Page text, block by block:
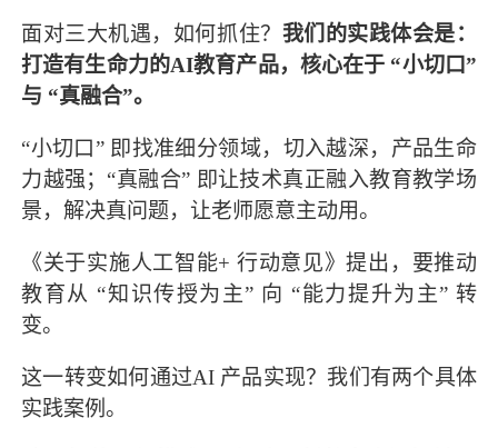
面对三大机遇，如何抓住？ 我们的实践体会是：
打造有生命力的AI教育产品，核心在于 “小切口”
与 “真融合”。
“小切口” 即找准细分领域，切入越深，产品生命
力越强；“真融合” 即让技术真正融入教育教学场
景，解决真问题，让老师愿意主动用。
《关于实施人工智能+ 行动意见》提出，要推动
教育从 “知识传授为主” 向 “能力提升为主” 转
变。
这一转变如何通过AI 产品实现？我们有两个具体
实践案例。